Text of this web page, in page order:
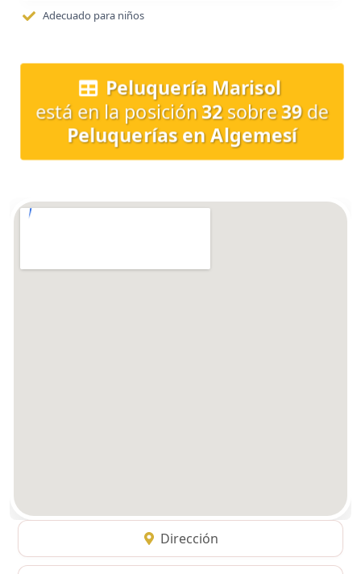
Adecuado para niños
Peluquería Marisol
está en la posición32 sobre39de
Peluquerías en Algemesí
Dirección